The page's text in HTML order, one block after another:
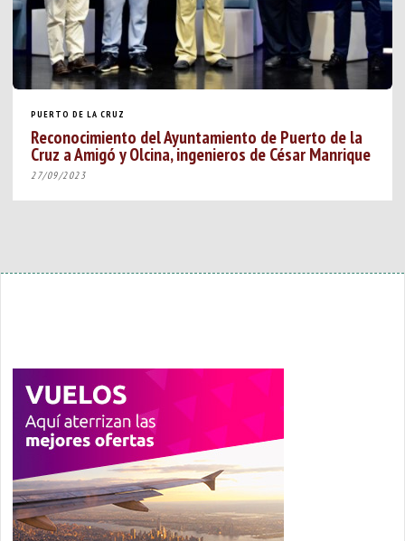
PUERTO DE LA CRUZ
Reconocimiento del Ayuntamiento de Puerto de la
Cruz a Amigó y Olcina, ingenieros de César Manrique
27/09/2023